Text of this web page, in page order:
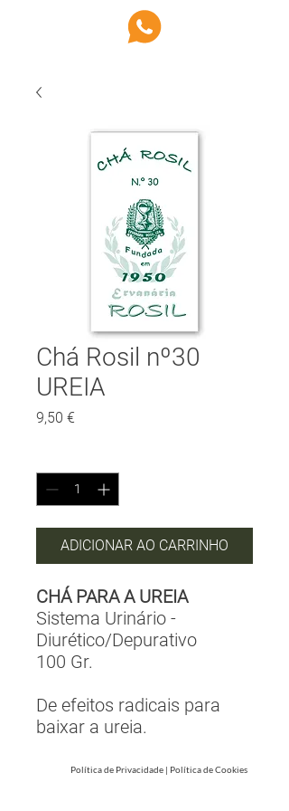
Chá Rosil nº30
UREIA
9,50 €
ADICIONAR AO CARRINHO
CHÁ PARA A UREIA
Sistema Urinário -
Diurético/Depurativo
100 Gr.
De efeitos radicais para
baixar a ureia.
Política de Privacidade| Política de Cookies